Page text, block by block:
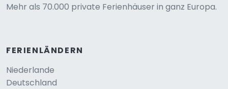
Mehr als 70.000 private Ferienhäuser in ganz Europa.
FERIENLÄNDERN
Niederlande
Deutschland